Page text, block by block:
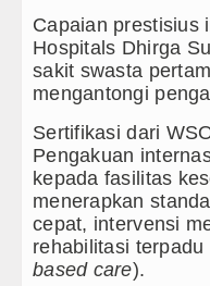
Capaian prestisius
Hospitals Dhirga
sakit swasta
mengantongi
Sertifikasi dari
Pengakuan
kepada fasilitas
menerapkan
cepat, intervensi
rehabilitasi
based care).